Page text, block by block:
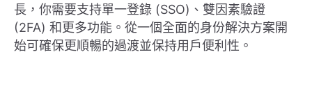
長，你需要支持單一登錄 (SSO)、雙因素驗證
(2FA) 和更多功能。從一個全面的身份解決方案開
始可確保更順暢的過渡並保持用戶便利性。